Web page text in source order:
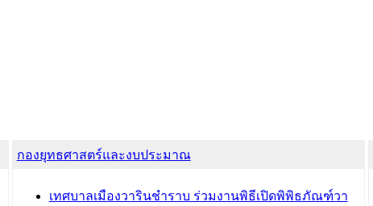
กองยุทธศาสตร์และงบประมาณ
เทศบาลเมืองวารินชำราบ ร่วมงานพิธีเปิดพิพิธภัณฑ์วา